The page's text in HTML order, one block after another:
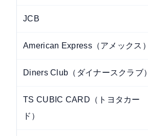
JCB
American Express（アメックス）
Diners Club（ダイナースクラブ）
TS CUBIC CARD（トヨタカー
ド）